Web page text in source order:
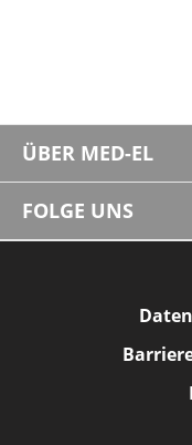
ÜBER MED-EL
FOLGE UNS